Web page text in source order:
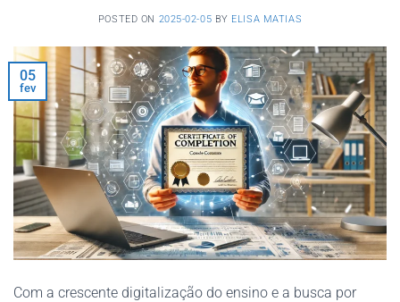
POSTED ON 2025-02-05 BY ELISA MATIAS
05
fev
Com a crescente digitalização do ensino e a busca por